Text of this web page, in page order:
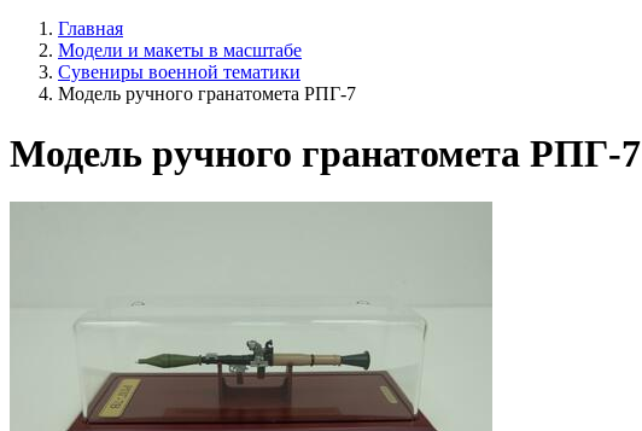
Главная
Модели и макеты в масштабе
Сувениры военной тематики
Модель ручного гранатомета РПГ-7
Модель ручного гранатомета РПГ-7